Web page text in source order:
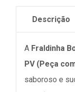
Descrição
A Fraldinha
PV (Peça
saboroso e